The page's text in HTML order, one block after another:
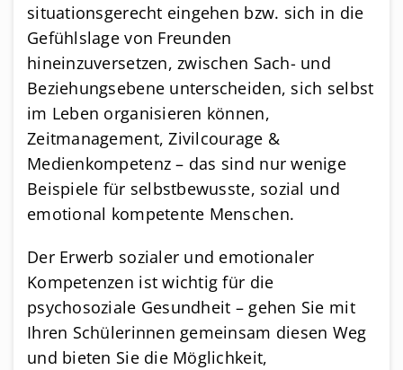
situationsgerecht eingehen bzw. sich in die
Gefühlslage von Freunden
hineinzuversetzen, zwischen Sach- und
Beziehungsebene unterscheiden, sich selbst
im Leben organisieren können,
Zeitmanagement, Zivilcourage &
Medienkompetenz – das sind nur wenige
Beispiele für selbstbewusste, sozial und
emotional kompetente Menschen.
Der Erwerb sozialer und emotionaler
Kompetenzen ist wichtig für die
psychosoziale Gesundheit – gehen Sie mit
Ihren Schülerinnen gemeinsam diesen Weg
und bieten Sie die Möglichkeit,